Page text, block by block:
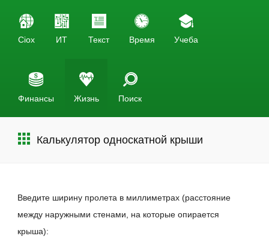
Ciox ИТ Текст Время Учеба
Финансы Жизнь Поиск
Калькулятор односкатной крыши
Введите ширину пролета в миллиметрах (расстояние
между наружными стенами, на которые опирается
крыша):